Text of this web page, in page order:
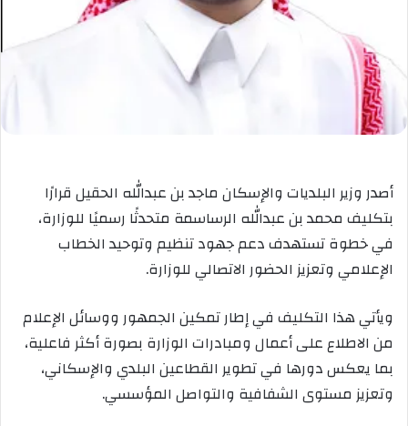
أصدر وزير البلديات والإسكان ماجد بن عبدالله الحقيل قرارًا
بتكليف محمد بن عبدالله الرساسمة متحدثًا رسميًا للوزارة،
في خطوة تستهدف دعم جهود تنظيم وتوحيد الخطاب
الإعلامي وتعزيز الحضور الاتصالي للوزارة.
ويأتي هذا التكليف في إطار تمكين الجمهور ووسائل الإعلام
من الاطلاع على أعمال ومبادرات الوزارة بصورة أكثر فاعلية،
بما يعكس دورها في تطوير القطاعين البلدي والإسكاني،
وتعزيز مستوى الشفافية والتواصل المؤسسي.